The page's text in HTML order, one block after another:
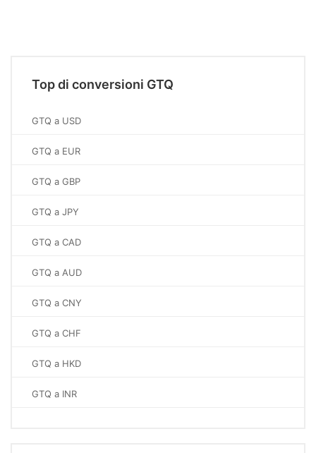
Top di conversioni GTQ
GTQ a USD
GTQ a EUR
GTQ a GBP
GTQ a JPY
GTQ a CAD
GTQ a AUD
GTQ a CNY
GTQ a CHF
GTQ a HKD
GTQ a INR